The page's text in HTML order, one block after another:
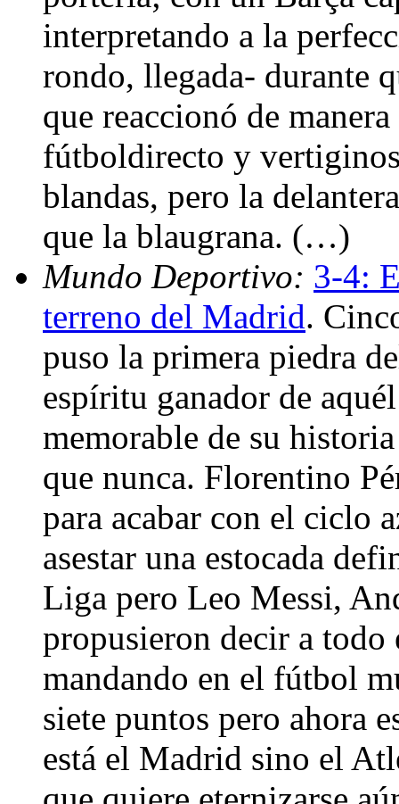
interpretando a la
rondo, llegada- durante
que reaccionó de
fútboldirecto y
blandas, pero la
que la blaugrana. (…)
Mundo Deportivo: 3-4:
terreno del Madrid.
puso la primera piedra
espíritu ganador de
memorable de su
que nunca. Florentino
para acabar con el ciclo
asestar una estocada
Liga pero Leo Messi,
propusieron decir a todo
mandando en el fútbol
siete puntos pero ahora
está el Madrid sino el